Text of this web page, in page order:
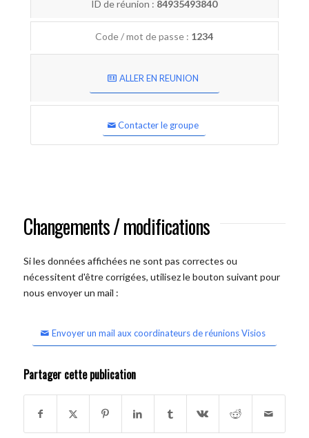
ID de réunion : 84935493840
Code / mot de passe : 1234
ALLER EN REUNION
Contacter le groupe
Changements / modifications
Si les données affichées ne sont pas correctes ou
nécessitent d'être corrigées, utilisez le bouton suivant pour
nous envoyer un mail :
Envoyer un mail aux coordinateurs de réunions Visios
Partager cette publication